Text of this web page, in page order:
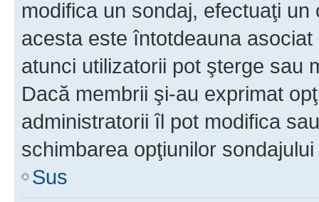
modifica un sondaj, efectuaţi
acesta este întotdeauna
atunci utilizatorii pot şterge sau
Dacă membrii şi-au exprimat
administratorii îl pot modifica
schimbarea opţiunilor
Sus